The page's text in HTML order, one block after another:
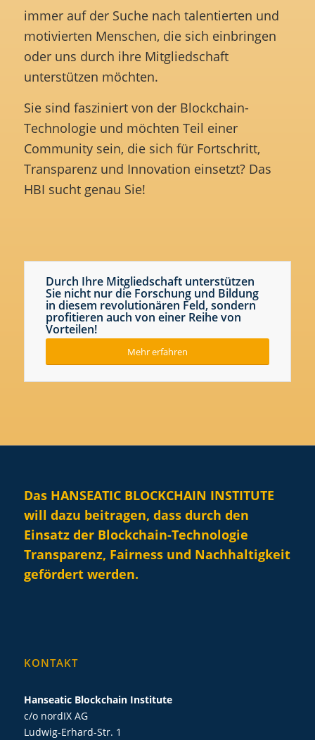
immer auf der Suche nach talentierten und
motivierten Menschen, die sich einbringen
oder uns durch ihre Mitgliedschaft
unterstützen möchten.
Sie sind fasziniert von der Blockchain-
Technologie und möchten Teil einer
Community sein, die sich für Fortschritt,
Transparenz und Innovation einsetzt? Das
HBI sucht genau Sie!
Durch Ihre Mitgliedschaft unterstützen
Sie nicht nur die Forschung und Bildung
in diesem revolutionären Feld, sondern
profitieren auch von einer Reihe von
Vorteilen!
Mehr erfahren
Das HANSEATIC BLOCKCHAIN INSTITUTE
will dazu beitragen, dass durch den
Einsatz der Blockchain-Technologie
Transparenz, Fairness und Nachhaltigkeit
gefördert werden.
KONTAKT
Hanseatic Blockchain Institute
c/o nordIX AG
Ludwig-Erhard-Str. 1